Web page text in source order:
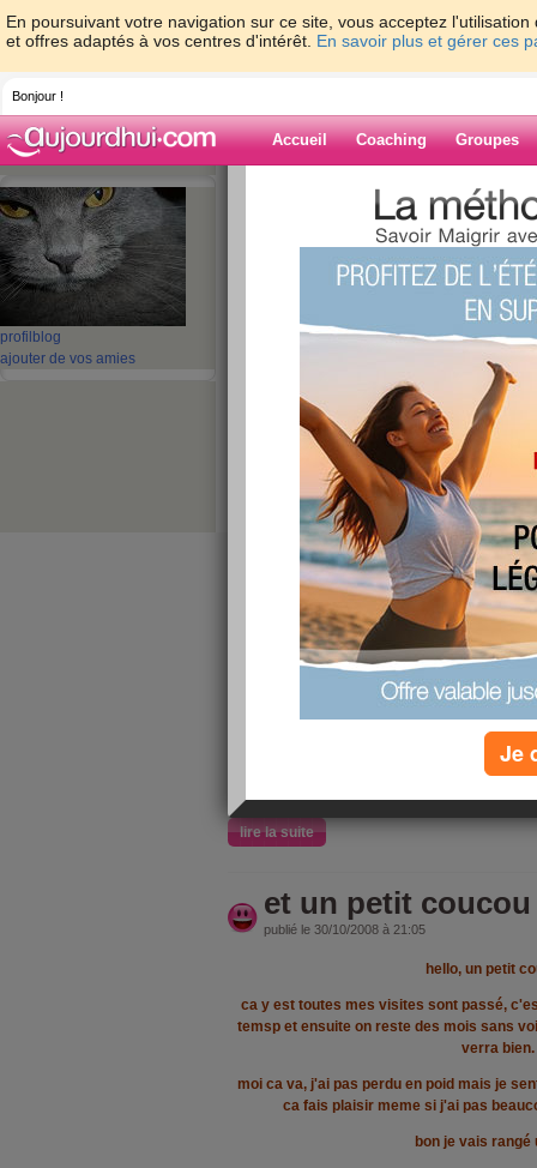
En poursuivant votre navigation sur ce site, vous acceptez
et offres adaptés à vos centres d'intérêt. En savoir plus et gérer ces
Bonjour !
Accueil Coaching Groupes
profil blog
ajouter de vos amies
>
Blog de
21 - 22 »
‹ Préc. 1 2 3 4 5
publié le 06/11/2008 à 20:12
je suis HS........
et bin oui en plus avec se temps...
loups ont peur de l'orage et depuis
top, ils se reveille et ont peur... et
grondé la nuit l'oarge
au boulot bin demain dernier jour
et lundi je fais le pnt (obligatoire de
va au boulot et les mecs a l'ecole, et
lire la suite
et un petit coucou
publié le 30/10/2008 à 21:05
hello, un petit
ca y est toutes mes visites sont passé,
temsp et ensuite on reste des mois sans
verra bien.
moi ca va, j'ai pas perdu en poid mais je
ca fais plaisir meme si j'ai pas
bon je vais rangé
Je